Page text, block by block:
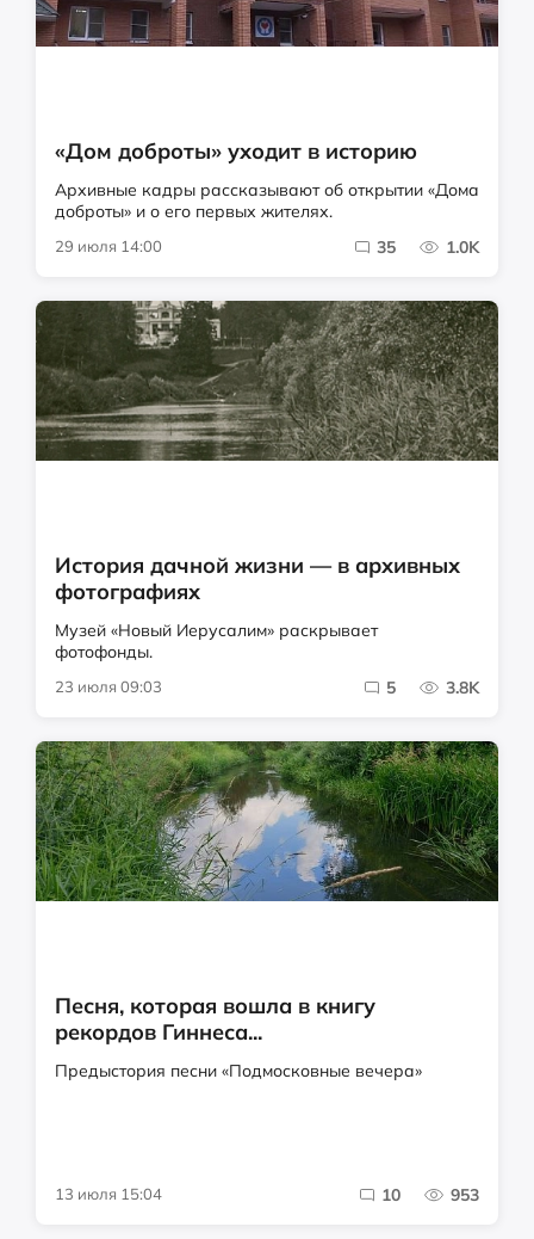
«Дом доброты» уходит в историю
Архивные кадры рассказывают об открытии «Дома
доброты» и о его первых жителях.
29 июля 14:00 35 1.0K
История дачной жизни — в архивных
фотографиях
Музей «Новый Иерусалим» раскрывает
фотофонды.
23 июля 09:03 5 3.8K
Песня, которая вошла в книгу
рекордов Гиннеса...
Предыстория песни «Подмосковные вечера»
13 июля 15:04 10 953